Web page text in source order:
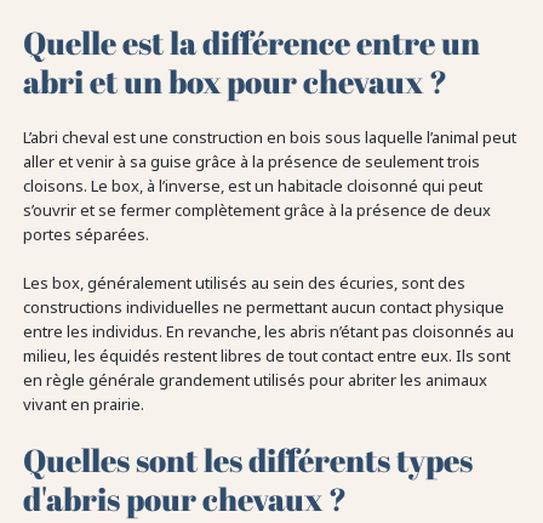
Quelle est la différence entre un
abri et un box pour chevaux ?
L’abri cheval est une construction en bois sous laquelle l’animal peut
aller et venir à sa guise grâce à la présence de seulement trois
cloisons. Le box, à l’inverse, est un habitacle cloisonné qui peut
s’ouvrir et se fermer complètement grâce à la présence de deux
portes séparées.
Les box, généralement utilisés au sein des écuries, sont des
constructions individuelles ne permettant aucun contact physique
entre les individus. En revanche, les abris n’étant pas cloisonnés au
milieu, les équidés restent libres de tout contact entre eux. Ils sont
en règle générale grandement utilisés pour abriter les animaux
vivant en prairie.
Quelles sont les différents types
d'abris pour chevaux ?